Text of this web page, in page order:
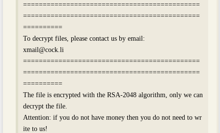
=============================================
=============================================
==========
To decrypt files, please contact us by email:
xmail@cock.li
=============================================
=============================================
==========
The file is encrypted with the RSA-2048 algorithm, only we can
decrypt the file.
Attention: if you do not have money then you do not need to wr
ite to us!